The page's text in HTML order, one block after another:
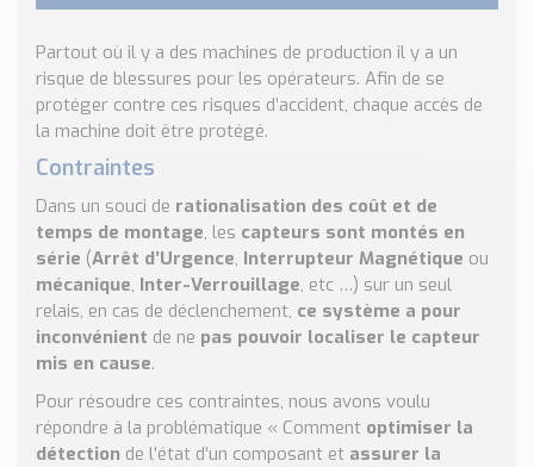
Calculateur maintien en température
Calculateur Chauffage/Liquide/Gaz
Blog
Nos Réalisations
Conseils et Actualités
Catalogue des essentiels pour les brasseries et micro-
brasseries
Contact & Devis
Devis, Tarifs, Renseignements techniques
Partout où il y a des machines de production il y a un
risque de blessures pour les opérateurs. Afin de se
protéger contre ces risques d’accident, chaque accès de
la machine doit être protégé.
Contraintes
Dans un souci de rationalisation des coût et de
temps de montage, les capteurs sont montés en
série (Arrêt d’Urgence, Interrupteur Magnétique ou
mécanique, Inter-Verrouillage, etc …) sur un seul
relais, en cas de déclenchement, ce système a pour
inconvénient de ne pas pouvoir localiser le capteur
mis en cause.
Pour résoudre ces contraintes, nous avons voulu
répondre à la problématique « Comment optimiser la
détection de l’état d’un composant et assurer la